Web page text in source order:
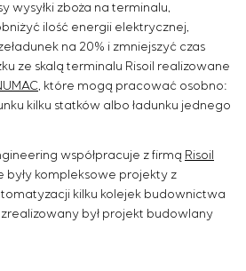
wysyłki zboża na terminalu,
ilość energii elektrycznej,
na 20% i zmniejszyć czas
ze skalą terminalu Risoil realizowane
, które mogą pracować osobno:
kilku statków albo ładunku jednego
współpracuje z firmą Risoil
były kompleksowe projekty z
kilku kolejek budownictwa
był projekt budowlany